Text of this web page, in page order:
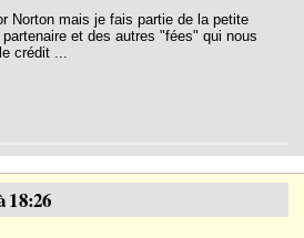
Norton mais je fais partie de la petite
et des autres "fées" qui nous
crédit ...
18:26